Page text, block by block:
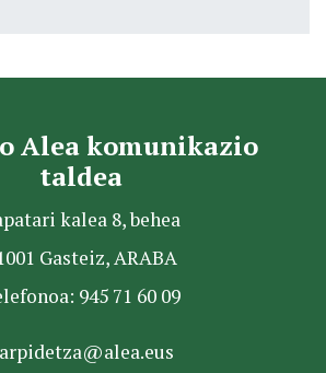
Alea komunikazio
taldea
kalea 8, behea
Gasteiz, ARABA
945 71 60 09